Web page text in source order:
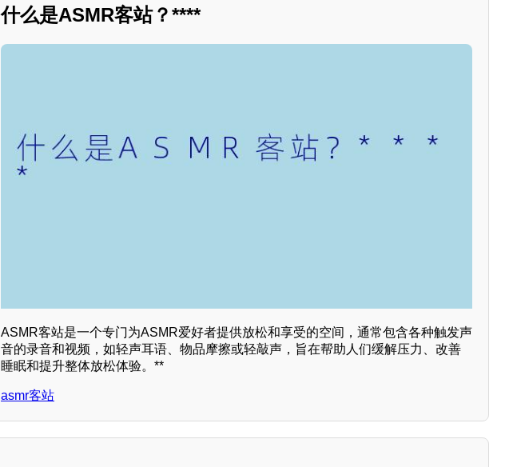
什么是ASMR客站？****
ASMR客站是一个专门为ASMR爱好者提供放松和享受的空间，通常包含各种触发声
音的录音和视频，如轻声耳语、物品摩擦或轻敲声，旨在帮助人们缓解压力、改善
睡眠和提升整体放松体验。**
asmr客站